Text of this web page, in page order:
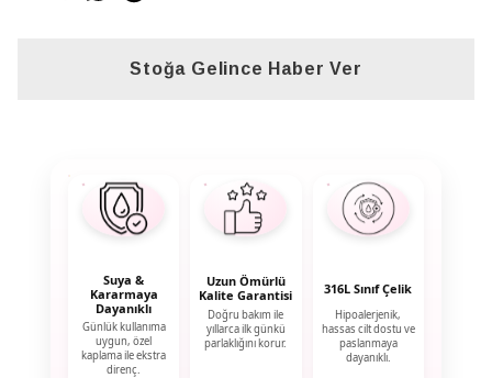
Stoğa Gelince Haber Ver
Suya &
Kararmaya
Dayanıklı
Günlük kullanıma
uygun, özel
kaplama ile ekstra
direnç.
Uzun Ömürlü
Kalite Garantisi
Doğru bakım ile
yıllarca ilk günkü
parlaklığını korur.
316L Sınıf Çelik
Hipoalerjenik,
hassas cilt dostu ve
paslanmaya
dayanıklı.